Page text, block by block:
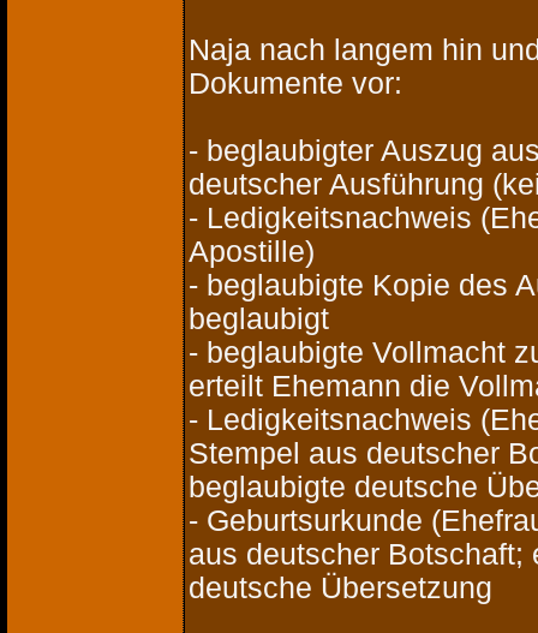
Naja nach langem hin
Dokumente vor:
- beglaubigter Auszug
deutscher Ausführung
- Ledigkeitsnachweis
Apostille)
- beglaubigte Kopie des
beglaubigt
- beglaubigte Vollmacht
erteilt Ehemann die
- Ledigkeitsnachweis
Stempel aus deutscher
beglaubigte deutsche
- Geburtsurkunde
aus deutscher Botschaft;
deutsche Übersetzung